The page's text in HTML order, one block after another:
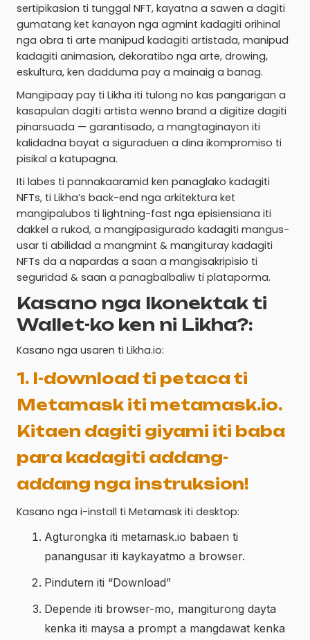
sertipikasion ti tunggal NFT, kayatna a sawen a dagiti
gumatang ket kanayon nga agmint kadagiti orihinal
nga obra ti arte manipud kadagiti artistada, manipud
kadagiti animasion, dekoratibo nga arte, drowing,
eskultura, ken dadduma pay a mainaig a banag.
Mangipaay pay ti Likha iti tulong no kas pangarigan a
kasapulan dagiti artista wenno brand a digitize dagiti
pinarsuada — garantisado, a mangtaginayon iti
kalidadna bayat a siguraduen a dina ikompromiso ti
pisikal a katupagna.
Iti labes ti pannakaaramid ken panaglako kadagiti
NFTs, ti Likha’s back-end nga arkitektura ket
mangipalubos ti lightning-fast nga episiensiana iti
dakkel a rukod, a mangipasigurado kadagiti mangus-
usar ti abilidad a mangmint & mangituray kadagiti
NFTs da a napardas a saan a mangisakripisio ti
seguridad & saan a panagbalbaliw ti plataporma.
Kasano nga Ikonektak ti
Wallet-ko ken ni Likha?:
Kasano nga usaren ti Likha.io:
1. I-download ti petaca ti
Metamask iti metamask.io.
Kitaen dagiti giyami iti baba
para kadagiti addang-
addang nga instruksion!
Kasano nga i-install ti Metamask iti desktop:
Agturongka iti metamask.io babaen ti
panangusar iti kaykayatmo a browser.
Pindutem iti “Download”
Depende iti browser-mo, mangiturong dayta
kenka iti maysa a prompt a mangdawat kenka